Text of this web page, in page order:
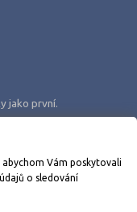
škol
jako první.
abychom Vám poskytovali
o sledování